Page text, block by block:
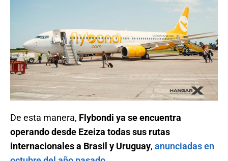
De esta manera, Flybondi ya se encuentra
operando desde Ezeiza todas sus rutas
internacionales a Brasil y Uruguay, anunciadas en